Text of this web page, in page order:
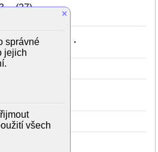
27
Man
.
×
správné
jejich
všech